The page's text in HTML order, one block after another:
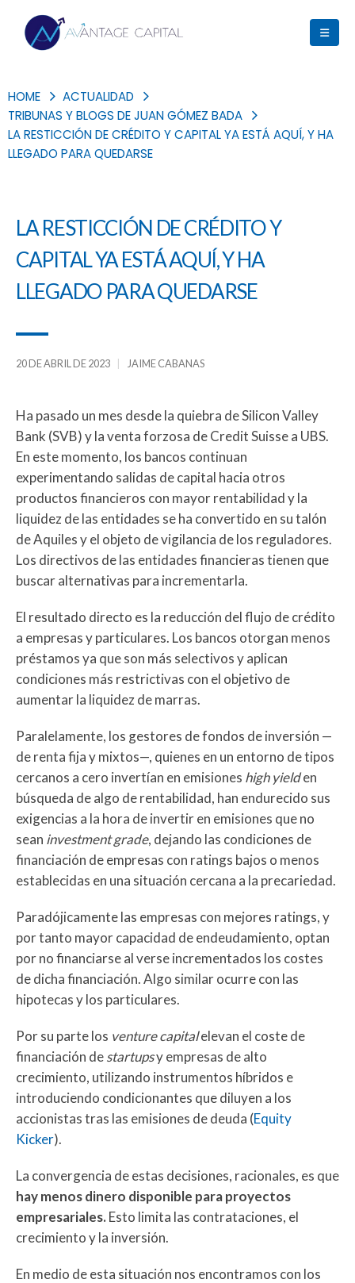
HOME
ACTUALIDAD
TRIBUNAS Y BLOGS DE JUAN GÓMEZ BADA
LA RESTICCIÓN DE CRÉDITO Y CAPITAL YA ESTÁ AQUÍ, Y HA
LLEGADO PARA QUEDARSE
LA RESTICCIÓN DE CRÉDITO Y
CAPITAL YA ESTÁ AQUÍ, Y HA
LLEGADO PARA QUEDARSE
20 DE ABRIL DE 2023 JAIME CABANAS
Ha pasado un mes desde la quiebra de Silicon Valley
Bank (SVB) y la venta forzosa de Credit Suisse a UBS.
En este momento, los bancos continuan
experimentando salidas de capital hacia otros
productos financieros con mayor rentabilidad y la
liquidez de las entidades se ha convertido en su talón
de Aquiles y el objeto de vigilancia de los reguladores.
Los directivos de las entidades financieras tienen que
buscar alternativas para incrementarla.
El resultado directo es la reducción del flujo de crédito
a empresas y particulares. Los bancos otorgan menos
préstamos ya que son más selectivos y aplican
condiciones más restrictivas con el objetivo de
aumentar la liquidez de marras.
Paralelamente, los gestores de fondos de inversión —
de renta fija y mixtos—, quienes en un entorno de tipos
cercanos a cero invertían en emisiones high yielden
búsqueda de algo de rentabilidad, han endurecido sus
exigencias a la hora de invertir en emisiones que no
sean investment grade, dejando las condiciones de
financiación de empresas con ratings bajos o menos
establecidas en una situación cercana a la precariedad.
Paradójicamente las empresas con mejores ratings, y
por tanto mayor capacidad de endeudamiento, optan
por no financiarse al verse incrementados los costes
de dicha financiación. Algo similar ocurre con las
hipotecas y los particulares.
Por su parte los venture capitalelevan el coste de
financiación destartupsy empresas de alto
crecimiento, utilizando instrumentos híbridos e
introduciendo condicionantes que diluyen a los
accionistas tras las emisiones de deuda (Equity
Kicker).
La convergencia de estas decisiones, racionales, es que
hay menos dinero disponible para proyectos
empresariales.Esto limita las contrataciones, el
crecimiento y la inversión.
En medio de esta situación nos encontramos con los